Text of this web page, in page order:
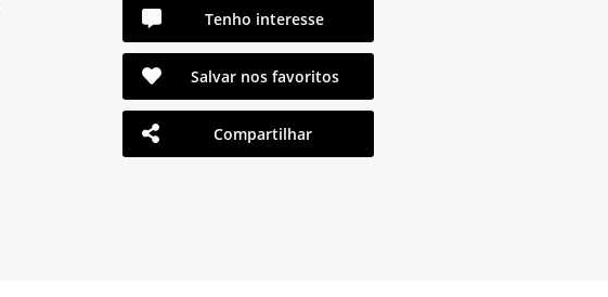
Tenho interesse
Salvar nos favoritos
Compartilhar